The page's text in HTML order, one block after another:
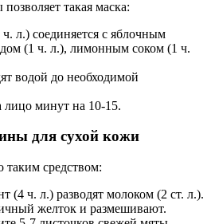
такая маска:
л.) соединяется с яблочным
(1 ч. л.), лимонным соком (1 ч.
водой до необходимой
лицо минут на 10-15.
для сухой кожи
средством:
(4 ч. л.) разводят молоком (2 ст. л.).
желток и размешивают.